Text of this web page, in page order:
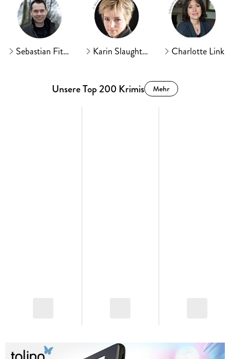
Sebastian Fitzek Karin Slaughter Charlotte Link
Unsere Top 200 Krimis Mehr